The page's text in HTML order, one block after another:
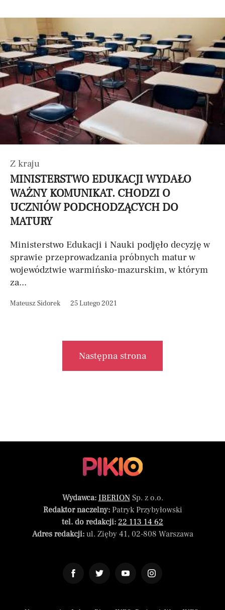
Z kraju
MINISTERSTWO EDUKACJI WYDAŁO
WAŻNY KOMUNIKAT. CHODZI O
UCZNIÓW PODCHODZĄCYCH DO
MATURY
Ministerstwo Edukacji i Nauki podjęło decyzję w
sprawie przeprowadzania próbnych matur w
województwie warmińsko-mazurskim, w którym
za...
Mateusz Sidorek 25 Lutego 2021
Następna strona
Wydawca: IBERIONSp. z o.o.
Redaktor naczelny:Patryk Przybyłowski
tel. do redakcji: 22 113 14 62
Adres redakcji:ul. Zięby 41, 02-808 Warszawa